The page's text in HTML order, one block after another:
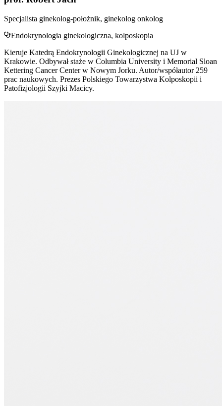
Specjalista ginekolog-położnik, ginekolog onkolog
Endokrynologia ginekologiczna, kolposkopia
Kieruje Katedrą Endokrynologii Ginekologicznej na UJ w
Krakowie. Odbywał staże w Columbia University i Memorial Sloan
Kettering Cancer Center w Nowym Jorku. Autor/współautor 259
prac naukowych. Prezes Polskiego Towarzystwa Kolposkopii i
Patofizjologii Szyjki Macicy.